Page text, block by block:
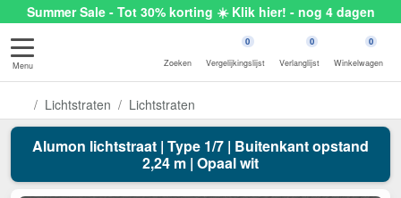
Summer Sale - Tot 30% korting ☀️ Klik hier! - nog 4 dagen
Menu Zoeken
0
Vergelijkingslijst
0
Verlanglijst
0
Winkelwagen
Lichtstraten Lichtstraten
Alumon lichtstraat | Type 1/7 | Buitenkant opstand
2,24 m | Opaal wit